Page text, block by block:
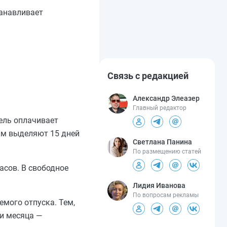
оплачивает
выделяют 15 дней
В свободное
отпуска. Тем,
месяца —
Связь с редакцией
Александр Элеазер
Главный редактор
Светлана Панина
По размещению статей
Лидия Иванова
По вопросам рекламы